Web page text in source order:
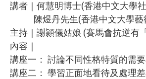
講者｜何慧明博士(香港中文大學
陳煜丹先生(香港中文大學藝術
主持｜謝頴儀姑娘 (賽馬會抗逆有
內容｜
講座一： 討論不同性格特質的需
講座二： 學習正面地看待及處理